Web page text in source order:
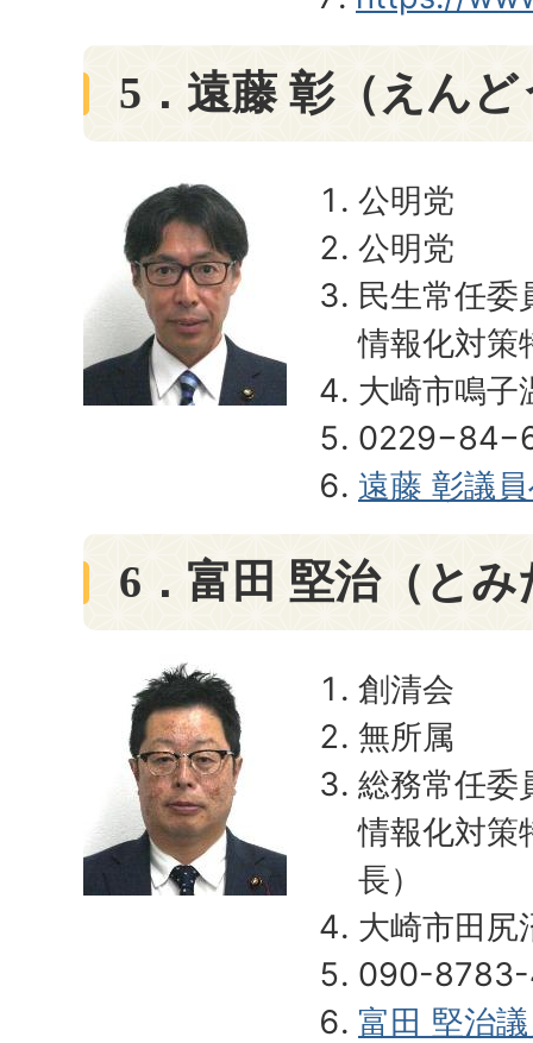
5．遠藤 彰（えん
公明党
公明党
民生常任委
情報化対策
大崎市鳴子
遠藤 彰議
6．富田 堅治（と
創清会
無所属
総務常任委
情報化対策
長）
大崎市田尻
090-
富田 堅治